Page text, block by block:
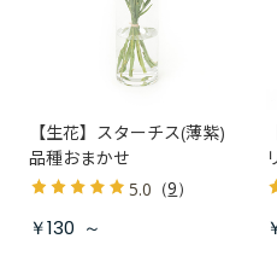
【生花】スターチス(薄紫)
品種おまかせ
5.0 （9）
￥130 ～